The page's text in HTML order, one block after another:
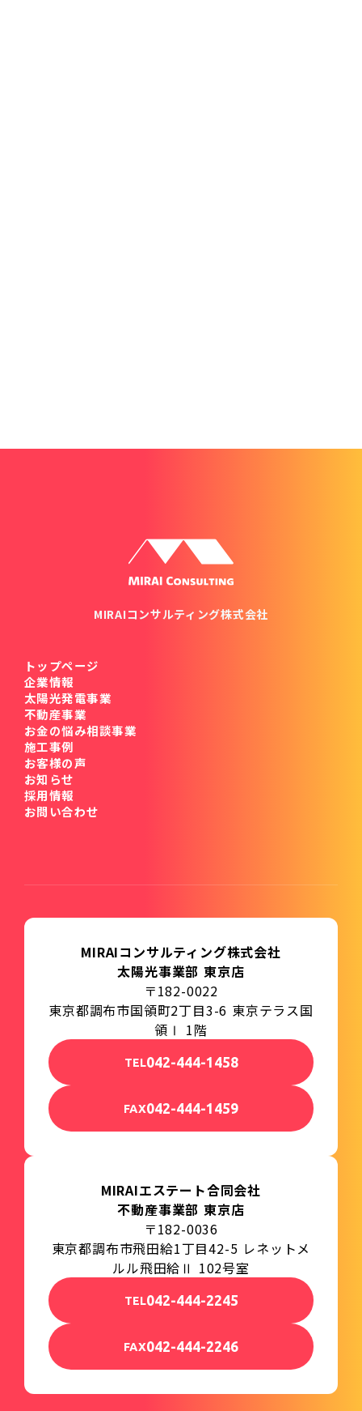
MIRAIコンサルティング株式会社
トップページ
企業情報
太陽光発電事業
不動産事業
お金の悩み相談事業
施工事例
お客様の声
お知らせ
採用情報
お問い合わせ
MIRAIコンサルティング株式会社
太陽光事業部 東京店
〒182-0022
東京都調布市国領町2丁目3-6 東京テラス国
領Ⅰ 1階
TEL042-444-1458
FAX042-444-1459
MIRAIエステート合同会社
不動産事業部 東京店
〒182-0036
東京都調布市飛田給1丁目42-5 レネットメ
ルル飛田給Ⅱ 102号室
TEL042-444-2245
FAX042-444-2246